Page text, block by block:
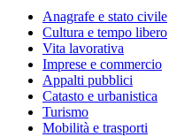
Anagrafe e stato civile
Cultura e tempo libero
Vita lavorativa
Imprese e commercio
Appalti pubblici
Catasto e urbanistica
Turismo
Mobilità e trasporti